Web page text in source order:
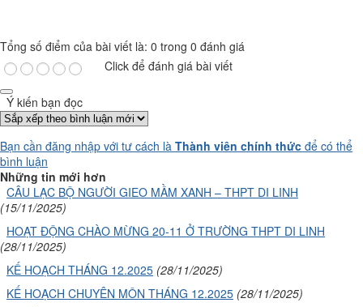
Tổng số điểm của bài viết là: 0 trong 0 đánh giá
Click để đánh giá bài viết
Ý kiến bạn đọc
Bạn cần đăng nhập với tư cách là Thành viên chính thức để có thể
bình luận
Những tin mới hơn
CÂU LẠC BỘ NGƯỜI GIEO MẦM XANH – THPT DI LINH
(15/11/2025)
HOẠT ĐỘNG CHÀO MỪNG 20-11 Ở TRƯỜNG THPT DI LINH
(28/11/2025)
KẾ HOẠCH THÁNG 12.2025 (28/11/2025)
KẾ HOẠCH CHUYÊN MÔN THÁNG 12.2025 (28/11/2025)